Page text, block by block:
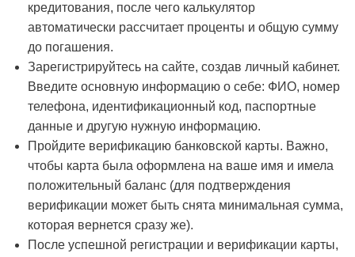
кредитования, после чего калькулятор
автоматически рассчитает проценты и общую сумму
до погашения.
Зарегистрируйтесь на сайте, создав личный кабинет.
Введите основную информацию о себе: ФИО, номер
телефона, идентификационный код, паспортные
данные и другую нужную информацию.
Пройдите верификацию банковской карты. Важно,
чтобы карта была оформлена на ваше имя и имела
положительный баланс (для подтверждения
верификации может быть снята минимальная сумма,
которая вернется сразу же).
После успешной регистрации и верификации карты,